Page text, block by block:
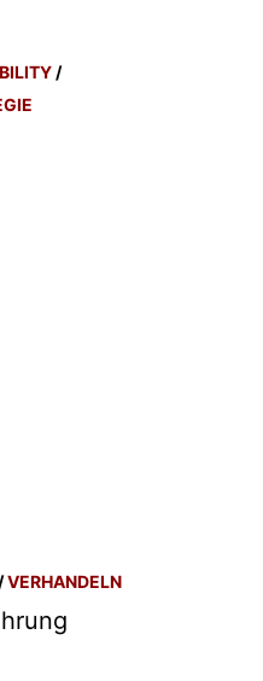
/
/VERHANDELN